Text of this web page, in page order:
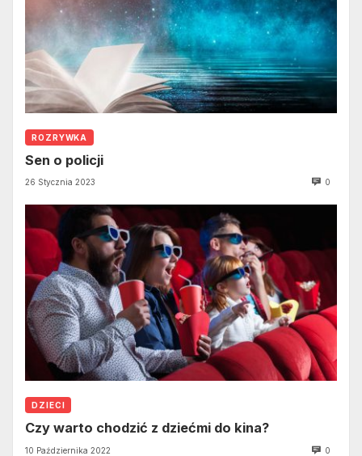
ROZRYWKA
Sen o policji
26 Stycznia 2023 0
DZIECI
Czy warto chodzić z dziećmi do kina?
10 Października 2022 0